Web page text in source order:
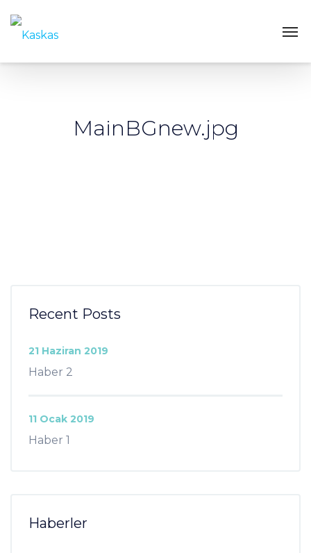
MainBGnew.jpg
Recent Posts
Haber 2
21 Haziran 2019
Haber 1
11 Ocak 2019
Haberler